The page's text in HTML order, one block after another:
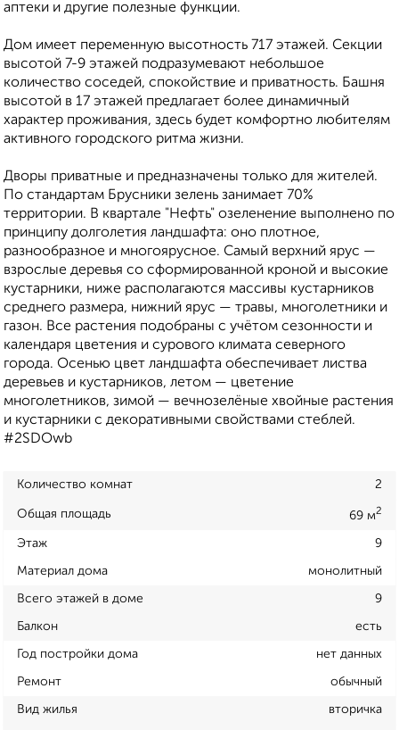
аптеки и другие полезные функции.
Дом имеет переменную высотность 717 этажей. Секции
высотой 7-9 этажей подразумевают небольшое
количество соседей, спокойствие и приватность. Башня
высотой в 17 этажей предлагает более динамичный
характер проживания, здесь будет комфортно любителям
активного городского ритма жизни.
Дворы приватные и предназначены только для жителей.
По стандартам Брусники зелень занимает 70%
территории. В квартале "Нефть" озеленение выполнено по
принципу долголетия ландшафта: оно плотное,
разнообразное и многоярусное. Самый верхний ярус —
взрослые деревья со сформированной кроной и высокие
кустарники, ниже располагаются массивы кустарников
среднего размера, нижний ярус — травы, многолетники и
газон. Все растения подобраны с учётом сезонности и
календаря цветения и сурового климата северного
города. Осенью цвет ландшафта обеспечивает листва
деревьев и кустарников, летом — цветение
многолетников, зимой — вечнозелёные хвойные растения
и кустарники с декоративными свойствами стеблей.
#2SDOwb
Количество комнат 2
Общая площадь 69 м2
Этаж 9
Материал дома монолитный
Всего этажей в доме 9
Балкон есть
Год постройки дома нет данных
Ремонт обычный
Вид жилья вторичка